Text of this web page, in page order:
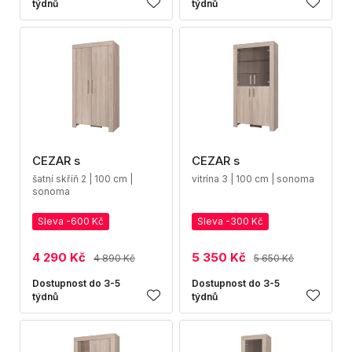
týdnů týdnů
CEZAR s
šatní skříň 2 | 100 cm |
sonoma
Sleva -600 Kč
4 290 Kč 4 890 Kč
Dostupnost do 3-5
týdnů
CEZAR s
vitrína 3 | 100 cm | sonoma
Sleva -300 Kč
5 350 Kč 5 650 Kč
Dostupnost do 3-5
týdnů